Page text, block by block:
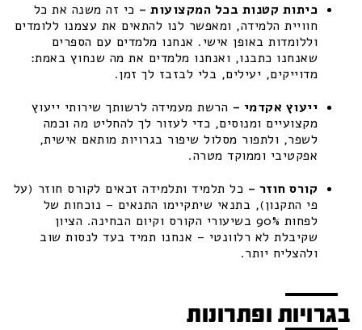
כיתות קטנות בכל המקצועות – כי זה משנה את כל
חוויית הלמידה, ומאפשר לנו להתאים את עצמנו ללומדים
וללומדות באופן אישי. אנחנו מלמדים עם הספרים
שאנחנו כתבנו, ואנחנו מלמדים את מה שנחוץ באמת:
מדוייקים, יעילים, בלי לבזבז לך זמן.
ייעוץ אקדמי – הרשת מעמידה לרשותך שירותי ייעוץ
מקצועיים ומנוסים, כדי לעזור לך להחליט מה וכמה
לשפר, ולתפור מסלול שיפור בגרויות מותאם אישית,
אפקטיבי וממוקד מטרה.
קורס חוזר – כל תלמיד ותלמידה זכאים לקורס חוזר (על
פי התקנון), בתנאי שיתקיימו התנאים – נוכחות של
לפחות 90% בשיעורי הקורס וקיום הבחינה. הציון
שקיבלת לא רלוונטי – אנחנו תמיד בעד לנסות שוב
ולהצליח יותר.
בגרויות ופתרונות